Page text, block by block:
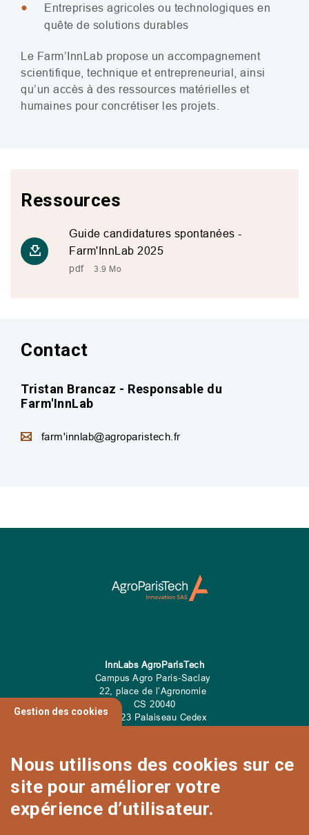
Entreprises agricoles ou technologiques en
quête de solutions durables
Le Farm’InnLab propose un accompagnement
scientifique, technique et entrepreneurial, ainsi
qu’un accès à des ressources matérielles et
humaines pour concrétiser les projets.
Ressources
Guide candidatures spontanées -
Farm'InnLab 2025
pdf 3.9 Mo
Contact
Tristan Brancaz - Responsable du
Farm'InnLab
farm'innlab@agroparistech.fr
InnLabs AgroParisTech
Campus Agro Paris-Saclay
22, place de l’Agronomie
CS 20040
91 123 Palaiseau Cedex
CONTACT
Gestion des cookies
Nous utilisons des cookies sur ce
site pour améliorer votre
expérience d’utilisateur.